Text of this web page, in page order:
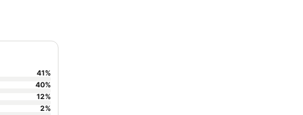
41%
40%
12%
2%